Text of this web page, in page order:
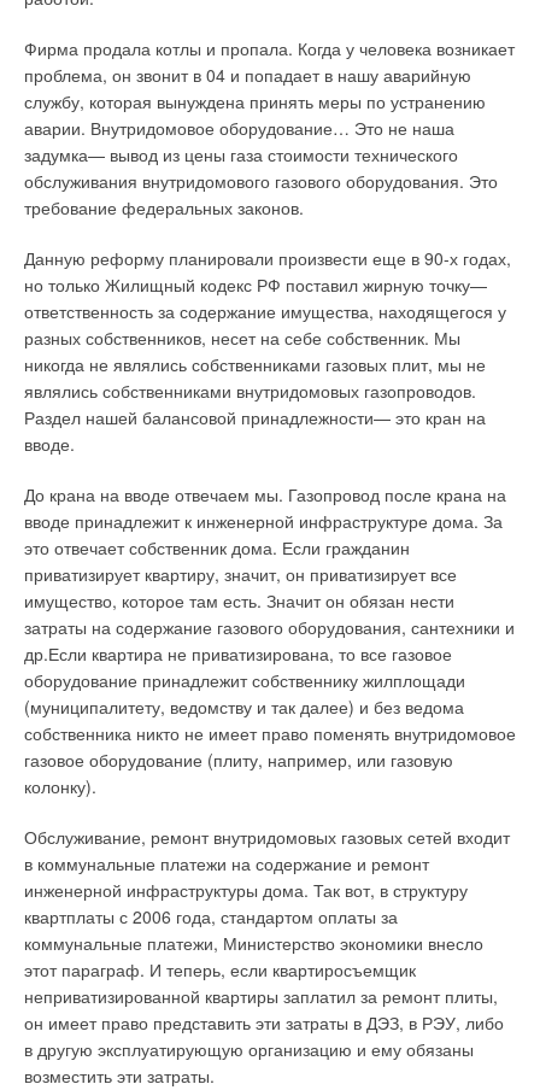
Фирма продала котлы и пропала. Когда у человека возникает
проблема, он звонит в 04 и попадает в нашу аварийную
службу, которая вынуждена принять меры по устранению
аварии. Внутридомовое оборудование… Это не наша
задумка— вывод из цены газа стоимости технического
обслуживания внутридомового газового оборудования. Это
требование федеральных законов.
Данную реформу планировали произвести еще в 90-х годах,
но только Жилищный кодекс РФ поставил жирную точку—
ответственность за содержание имущества, находящегося у
разных собственников, несет на себе собственник. Мы
никогда не являлись собственниками газовых плит, мы не
являлись собственниками внутридомовых газопроводов.
Раздел нашей балансовой принадлежности— это кран на
вводе.
До крана на вводе отвечаем мы. Газопровод после крана на
вводе принадлежит к инженерной инфраструктуре дома. За
это отвечает собственник дома. Если гражданин
приватизирует квартиру, значит, он приватизирует все
имущество, которое там есть. Значит он обязан нести
затраты на содержание газового оборудования, сантехники и
др.Если квартира не приватизирована, то все газовое
оборудование принадлежит собственнику жилплощади
(муниципалитету, ведомству и так далее) и без ведома
собственника никто не имеет право поменять внутридомовое
газовое оборудование (плиту, например, или газовую
колонку).
Обслуживание, ремонт внутридомовых газовых сетей входит
в коммунальные платежи на содержание и ремонт
инженерной инфраструктуры дома. Так вот, в структуру
квартплаты с 2006 года, стандартом оплаты за
коммунальные платежи, Министерство экономики внесло
этот параграф. И теперь, если квартиросъемщик
неприватизированной квартиры заплатил за ремонт плиты,
он имеет право представить эти затраты в ДЭЗ, в РЭУ, либо
в другую эксплуатирующую организацию и ему обязаны
возместить эти затраты.